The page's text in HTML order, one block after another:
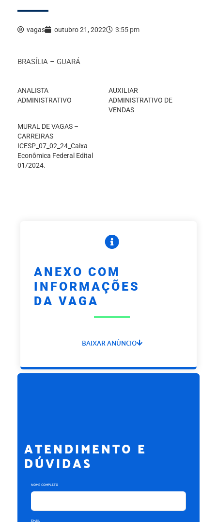
vagas outubro 21, 2022 3:55 pm
BRASÍLIA – GUARÁ
ANALISTA
ADMINISTRATIVO
AUXILIAR
ADMINISTRATIVO DE
VENDAS
MURAL DE VAGAS –
CARREIRAS
ICESP_07_02_24_Caixa
Econômica Federal Edital
01/2024.
ANEXO COM
INFORMAÇÕES
DA VAGA
BAIXAR ANÚNCIO
ATENDIMENTO E
DÚVIDAS
NOME COMPLETO
EMAIL